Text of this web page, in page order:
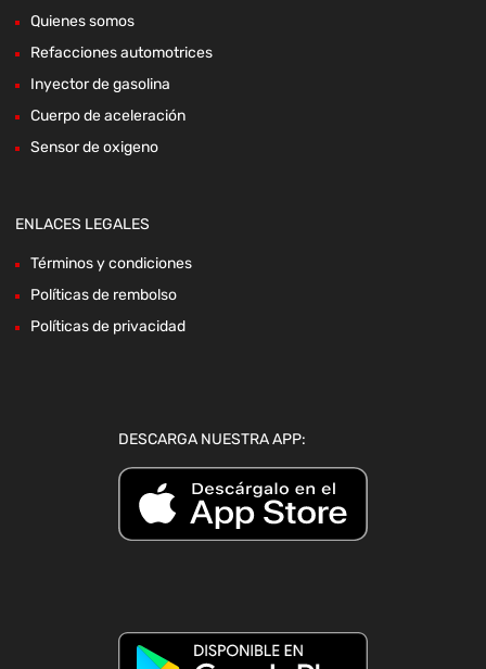
Quienes somos
Refacciones automotrices
Inyector de gasolina
Cuerpo de aceleración
Sensor de oxigeno
ENLACES LEGALES
Términos y condiciones
Políticas de rembolso
Políticas de privacidad
DESCARGA NUESTRA APP: